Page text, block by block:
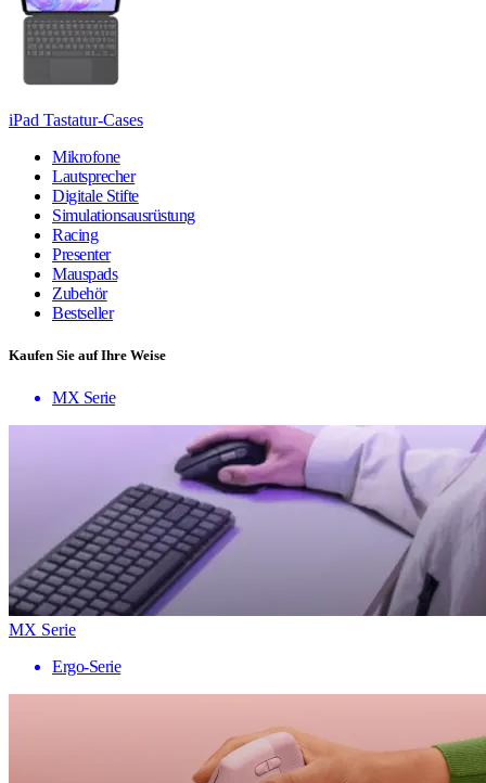
iPad Tastatur-Cases
Mikrofone
Lautsprecher
Digitale Stifte
Simulationsausrüstung
Racing
Presenter
Mauspads
Zubehör
Bestseller
Kaufen Sie auf Ihre Weise
MX Serie
MX Serie
Ergo-Serie